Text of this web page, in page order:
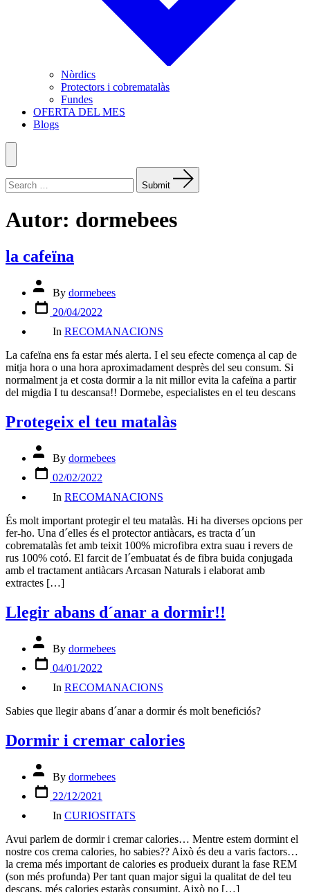
Nòrdics
Protectors i cobrematalàs
Fundes
OFERTA DEL MES
Blogs
Menu
for:
Submit
Autor: dormebees
la cafeïna
Post
authorBy dormebees
Post
date 20/04/2022
In RECOMANACIONS
La cafeïna ens fa estar més alerta. I el seu efecte comença al cap de
mitja hora o una hora aproximadament desprès del seu consum. Si
normalment ja et costa dormir a la nit millor evita la cafeïna a partir
del migdia I tu descansa!! Dormebe, especialistes en el teu descans
Protegeix el teu matalàs
Post
authorBy dormebees
Post
date02/02/2022
In RECOMANACIONS
És molt important protegir el teu matalàs. Hi ha diverses opcions per
fer-ho. Una d´elles és el protector antiàcars, es tracta d´un
cobrematalàs fet amb teixit 100% microfibra extra suau i revers de
rus 100% cotó. El farcit de l´embuatat és de fibra buida conjugada
amb el tractament antiàcars Arcasan Naturals i elaborat amb
extractes […]
Llegir abans d´anar a dormir!!
Post
authorBy dormebees
Post
date04/01/2022
In RECOMANACIONS
Sabies que llegir abans d´anar a dormir és molt beneficiós?
Dormir i cremar calories
Post
authorBy dormebees
Post
date 22/12/2021
In CURIOSITATS
Avui parlem de dormir i cremar calories… Mentre estem dormint el
nostre cos crema calories, ho sabies?? Això és deu a varis factors…
la crema més important de calories es produeix durant la fase REM
(son més profunda) Per tant quan major sigui la qualitat de del teu
descans, més calories estaràs consumint. Això no […]